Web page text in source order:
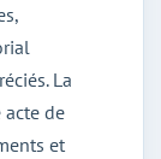
La
de
et